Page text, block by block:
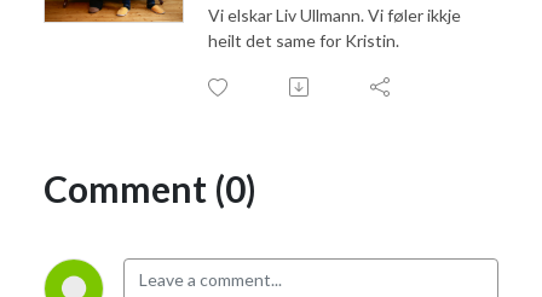
Vi elskar Liv Ullmann. Vi føler ikkje
heilt det same for Kristin.
Comment (0)